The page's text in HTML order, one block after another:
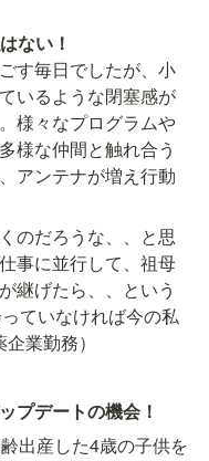
ない！
す毎日でしたが、小
いるような閉塞感が
様々なプログラムや
様な仲間と触れ合う
アンテナが増え行動
のだろうな、、と思
事に並行して、祖母
継げたら、、という
ていなければ今の私
業勤務）
プデートの機会！
出産した4歳の子供を